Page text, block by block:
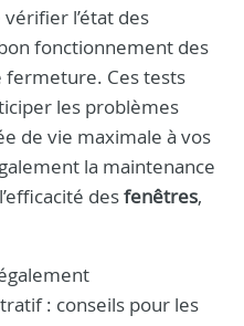
l’état des
fonctionnement des
fermeture. Ces tests
les problèmes
de vie maximale à vos
la maintenance
desfenêtres,
: conseils pour les